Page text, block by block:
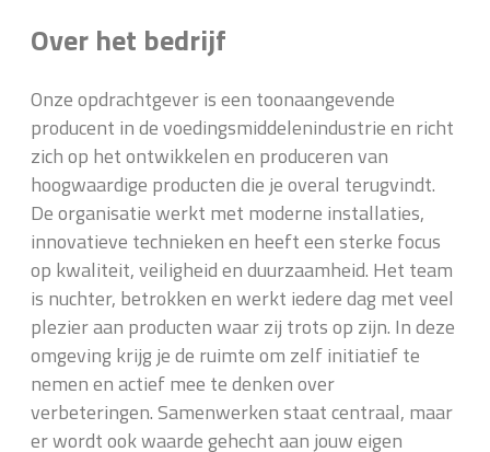
Over het bedrijf
Onze opdrachtgever is een toonaangevende
producent in de voedingsmiddelenindustrie en richt
zich op het ontwikkelen en produceren van
hoogwaardige producten die je overal terugvindt.
De organisatie werkt met moderne installaties,
innovatieve technieken en heeft een sterke focus
op kwaliteit, veiligheid en duurzaamheid. Het team
is nuchter, betrokken en werkt iedere dag met veel
plezier aan producten waar zij trots op zijn. In deze
omgeving krijg je de ruimte om zelf initiatief te
nemen en actief mee te denken over
verbeteringen. Samenwerken staat centraal, maar
er wordt ook waarde gehecht aan jouw eigen